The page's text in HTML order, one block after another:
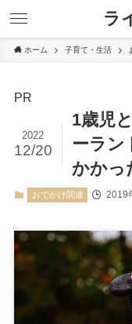
ラ
ホーム 子育て・生活
PR
1歳児
ーラ
かかっ
2022
12/20
おでかけ関連 2019